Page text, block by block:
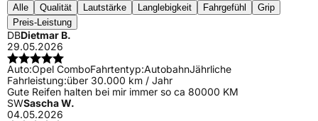
Alle Qualität Lautstärke Langlebigkeit Fahrgefühl
Grip
Preis-Leistung
DBDietmar B.
29.05.2026
Auto:Opel ComboFahrtentyp:AutobahnJährliche
Fahrleistung:über 30.000 km / Jahr
Gute Reifen halten bei mir immer so ca 80000 KM
SWSascha W.
04.05.2026